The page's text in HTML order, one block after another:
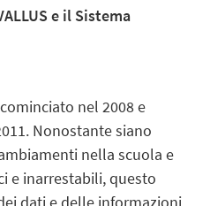
e il Sistema
nel 2008 e
Nonostante siano
nella scuola e
e inarrestabili, questo